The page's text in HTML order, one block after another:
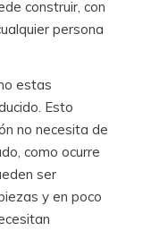
construir, con
persona
estas
Esto
no necesita de
como ocurre
ser
y en poco